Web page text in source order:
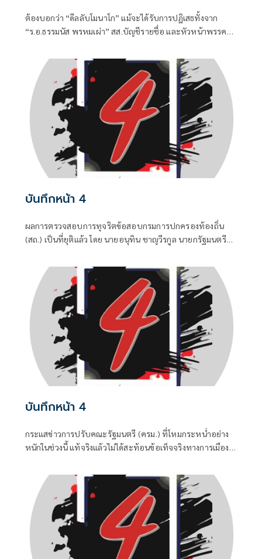
ต้องบอกว่า “ดีลลับโมนาโก” แม้จะได้รับการปฏิเสธทั้งจาก
“ร.อ.ธรรมนัส พรหมเผ่า” สส.บัญชีรายชื่อ และหัวหน้าพรรค
รัฐมนตรี ที่ปัจจุบันรั้งเก้าอี้ที่ปรึกษาพรรคเพื่อไทยไปแล้ว แต่
เมื่อมีควันย่อมมีไฟอย่างไรอย่างนั้น จึงทำให้ “อนุทิน ชาญวีร
กูล” นายกรัฐมนตรีและรัฐมนตรีว่าการกระทรวงมหาดไทยถึง
กับประกาศกลางวงประชุมคณะรัฐมนตรีในวันพุธที่ 5 สิงหาคม
บันทึกหน้า 4
ผลการตรวจสอบการทุจริตข้อสอบกรมการปกครองท้องถิ่น
(สถ.) เป็นที่ยุติแล้ว โดย นายอนุทิน ชาญวีรกูล นายกรัฐมนตรี
อย่างที่ควรทำหมดแล้ว จบแล้ว
บันทึกหน้า 4
กระแสข่าวการปรับคณะรัฐมนตรี (ครม.) ที่โหมกระหน่ำอย่าง
หนักในช่วงนี้ แท้จริงแล้วไม่ได้สะท้อนข้อเท็จจริงทางการเมือง
จากสองทางหลัก คือกลุ่มคนนอกที่ไม่ชอบรัฐบาล พยายามดิส
เครดิตเพื่อสร้างความสั่นคลอน และ สส.บางกลุ่มในพรรค
สีน้ำเงินที่กระหายเก้าอี้กระทรวง